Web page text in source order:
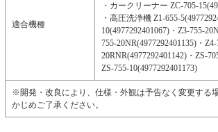
適合機種
・カークリーナー ZC-705-
・高圧洗浄機 Z1-655-
10(4977292401067)・Z3-755-
755-20NR(4977292401135)・Z4-
20RNR(4977292401142)・ZS-
ZS-755-10(4977292401173)
※開発・改良により、仕様・外観は予告なく変更する
かじめご了承ください。